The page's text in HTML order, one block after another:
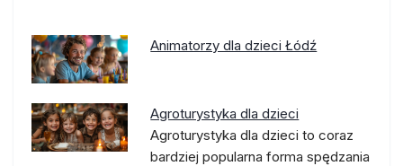
Animatorzy dla dzieci Łódź
Agroturystyka dla dzieci
Agroturystyka dla dzieci to coraz
bardziej popularna forma spędzania